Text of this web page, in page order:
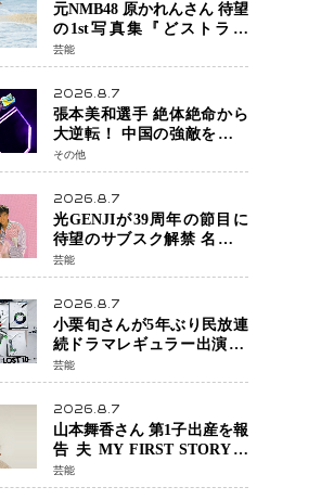
元NMB48 原かれんさん 待望
の1st写真集『どストライ
ク』発売決定 バリで魅せる
25歳の新境地
芸能
2026.8.7
張本美和選手 絶体絶命から
大逆転！ 中国の強敵を撃破
しWTT横浜でベスト8進出
その他
2026.8.7
光GENJIが39周年の節目に
待望のサブスク解禁 名曲の
数々がデジタル配信へ 40周
年へ向け1年間で全作品を順
次公開
芸能
2026.8.7
小栗旬さんが5年ぶり民放連
続ドラマレギュラー出演 横
浜流星さんと初共演
『LOST10』で異色バディ結
成
芸能
2026.8.7
山本舞香さん 第1子出産を報
告 夫 MY FIRST STORYの
Hiroさんとの新たな家族生
活「母子ともに健康」
芸能